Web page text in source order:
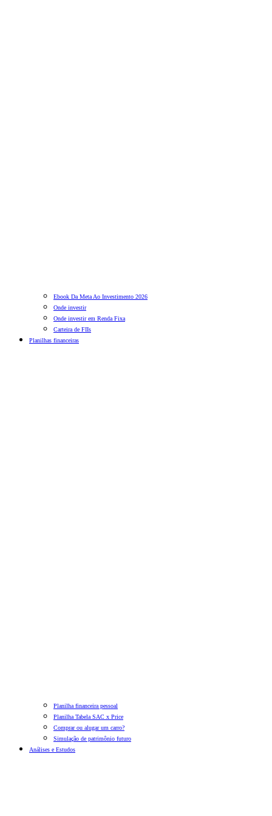
Ebook Da Meta Ao Investimento 2026
Onde investir
Onde investir em Renda Fixa
Carteira de FIIs
Planilhas financeiras
Planilha financeira pessoal
Planilha Tabela SAC x Price
Comprar ou alugar um carro?
Simulação de patrimônio futuro
Análises e Estudos